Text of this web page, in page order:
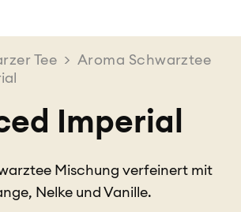
Tee > Aroma Schwarztee
Imperial
Mischung verfeinert mit
Nelke und Vanille.